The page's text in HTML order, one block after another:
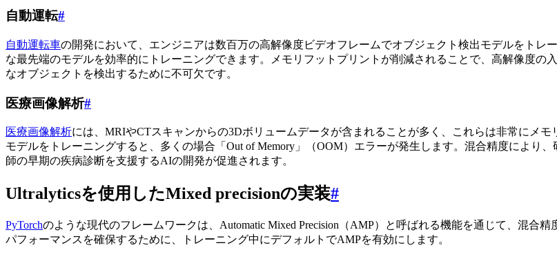
自動運転#
自動運転車の開発において、エンジニアは数百万の高解像度ビデオフレームでオブジェクト検出モデルをトレ
な最先端のモデルを効率的にトレーニングできます。メモリフットプリントが削減されることで、高解像度の
なオブジェクトを検出するために不可欠です。
医療画像解析#
医療画像解析には、MRIやCTスキャンからの3Dボリュームデータが含まれることが多く、これらは非常にメ
モデルをトレーニングすると、多くの場合「Out of Memory」（OOM）エラーが発生します。混合精度により
師の早期の疾病診断を支援するAIの開発が促進されます。
Ultralyticsを使用したMixed precisionの実装#
PyTorchのような現代のフレームワークは、Automatic Mixed Precision（AMP）と呼ばれる機能を通じて、混合精
パフォーマンスを確保するために、トレーニング中にデフォルトでAMPを有効にします。